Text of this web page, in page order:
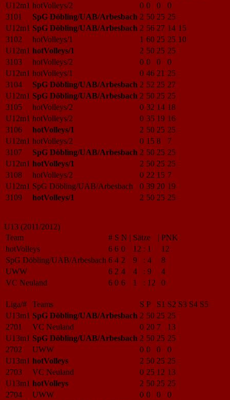
U12m1 hotVolleys/2 0 0 0
0
3101
SpG Döbling/UAB/Arbesbach 2 50 25 25
U12m1 SpG Döbling/UAB/Arbesbach 2 56 27 14 15
3102
hotVolleys/1 1 60 25 25 10
U12m1 hotVolleys/1 2 50 25 25
3103
hotVolleys/2 0 0 0
0
U12m1 hotVolleys/1 0 46 21 25
3104
SpG Döbling/UAB/Arbesbach 2 52 25 27
U12m1 SpG Döbling/UAB/Arbesbach 2 50 25 25
3105
hotVolleys/2 0 32 14 18
U12m1 hotVolleys/2 0 35 19 16
3106
hotVolleys/1 2 50 25 25
U12m1 hotVolleys/2 0 15 8
7
3107
SpG Döbling/UAB/Arbesbach 2 50 25 25
U12m1 hotVolleys/1 2 50 25 25
3108
hotVolleys/2 0 22 15 7
U12m1 SpG Döbling/UAB/Arbesbach 0 39 20 19
3109
hotVolleys/1 2 50 25 25
U13 (2011/2012)
Team
# S N | Sätze | PNK
hotVolleys
6 6 0 12 : 1
12
SpG Döbling/UAB/Arbesbach 6 4 2 9 : 4
8
UWW
6 2 4 4 : 9
4
VC Neuland
6 0 6 1 : 12 0
Liga/# Teams S P S1 S2 S3 S4 S5
U13m1 SpG Döbling/UAB/Arbesbach 2 50 25 25
2701
VC Neuland 0 20 7
13
U13m1 SpG Döbling/UAB/Arbesbach 2 50 25 25
2702
UWW 0 0 0
0
U13m1 hotVolleys 2 50 25 25
2703
VC Neuland 0 25 12 13
U13m1 hotVolleys 2 50 25 25
2704
UWW 0 0 0
0